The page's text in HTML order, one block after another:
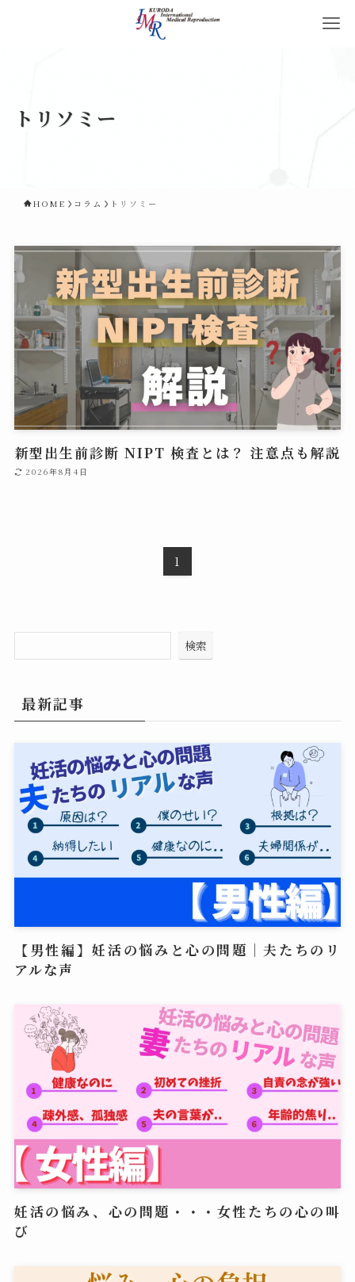
トリソミー
HOME コラム トリソミー
新型出生前診断 NIPT 検査とは？ 注意点も解説
2026年8月4日
1
検索
最新記事
【男性編】妊活の悩みと心の問題｜夫たちのリ
アルな声
妊活の悩み、心の問題・・・女性たちの心の叫
び